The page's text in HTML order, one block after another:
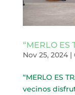
“MERLO ES
Nov 25, 2024|
“MERLO ES
vecinos